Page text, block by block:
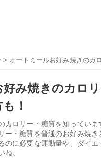
> オートミールお好み焼きのカ
み焼きのカロ
！
カロリー・糖質を知ってい
ー・糖質を普通のお好み焼
のに必要な運動量や、ダイ
ね。